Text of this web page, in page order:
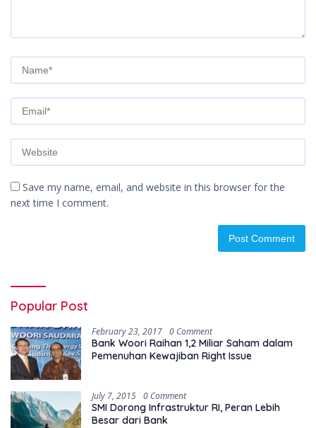
Save my name, email, and website in this browser for the
next time I comment.
Popular Post
February 23, 2017 0 Comment
Bank Woori Raihan 1,2 Miliar Saham dalam
Pemenuhan Kewajiban Right Issue
July 7, 2015 0 Comment
SMI Dorong Infrastruktur RI, Peran Lebih
Besar dari Bank